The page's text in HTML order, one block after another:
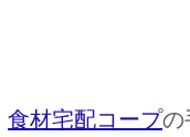
食材宅配コープの